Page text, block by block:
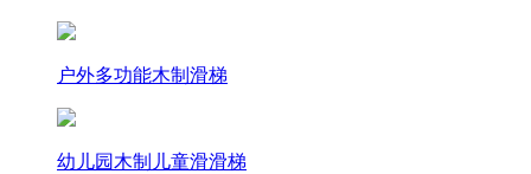
户外多功能木制滑梯
幼儿园木制儿童滑滑梯